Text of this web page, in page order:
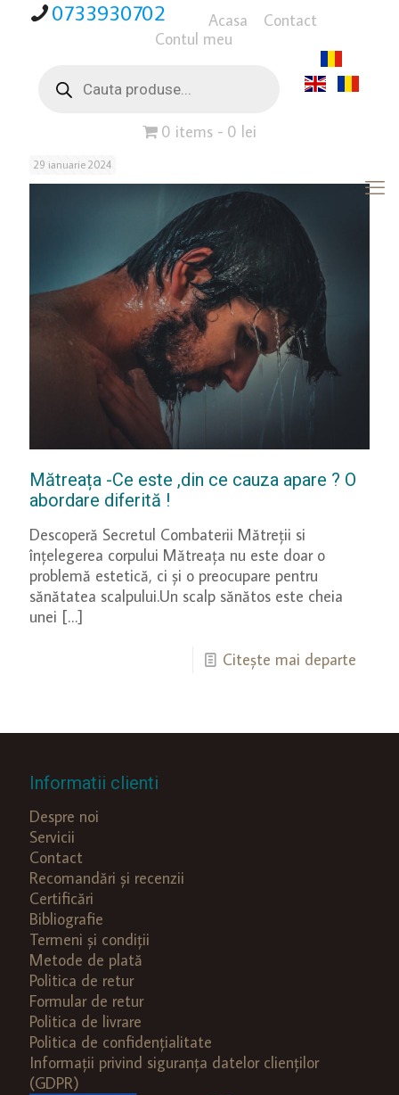
0733930702 Acasa
Contact
Contul meu
search
0 items 0 lei
29 ianuarie 2024
Mătreața -Ce este ,din ce cauza apare ? O
abordare diferită !
Descoperă Secretul Combaterii Mătreții si
înțelegerea corpului Mătreața nu este doar o
problemă estetică, ci și o preocupare pentru
sănătatea scalpului.Un scalp sănătos este cheia
unei […]
Citește mai departe
Informatii clienti
Despre noi
Servicii
Contact
Recomandări și recenzii
Certificări
Bibliografie
Termeni și condiții
Metode de plată
Politica de retur
Formular de retur
Politica de livrare
Politica de confidențialitate
Informații privind siguranța datelor clienților
(GDPR)